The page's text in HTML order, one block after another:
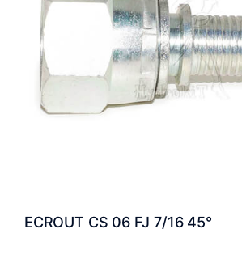
ECROUT CS 06 FJ 7/16 45°